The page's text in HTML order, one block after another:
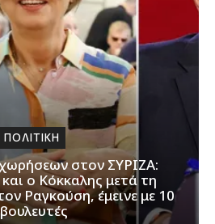
ΠΟΛΙΤΙΚΗ
στον ΣΥΡΙΖΑ:
ο Κόκκαλης μετά τη
Ραγκούση, έμεινε με 10
βουλευτές